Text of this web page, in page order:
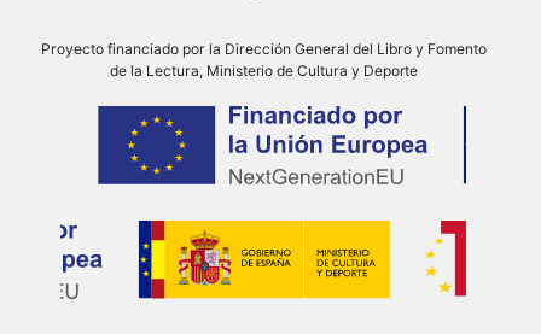
Proyecto financiado por la Dirección General del Libro y Fomento
de la Lectura, Ministerio de Cultura y Deporte